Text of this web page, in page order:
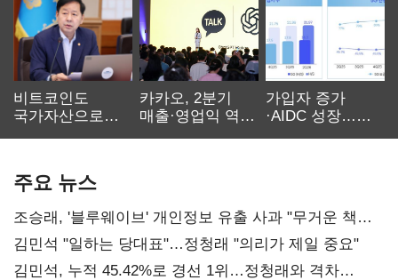
비트코인도
국가자산으로…'
카카오, 2분기
매출·영업익 역대
가입자 증가
·AIDC 성장…
주요 뉴스
조승래, '블루웨이브' 개인정보 유출 사과 "무거운 책임
통감"
김민석 "일하는 당대표"…정청래 "의리가 제일 중요"
김민석, 누적 45.42%로 경선 1위…정청래와 격차